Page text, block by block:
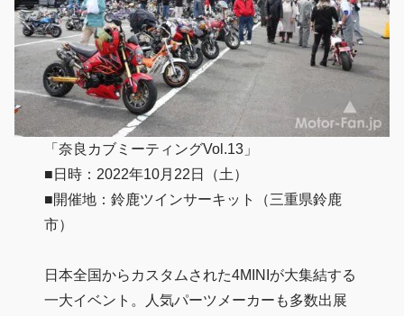
「奈良カブミーティングVol.13」
■日時：2022年10月22日（土）
■開催地：鈴鹿ツインサーキット（三重県鈴鹿
市）
日本全国からカスタムされた4MINIが大集結する
一大イベント。人気パーツメーカーも多数出展